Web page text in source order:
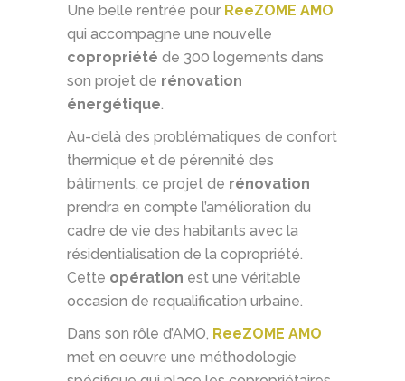
Une belle rentrée pour ReeZOME AMO
qui accompagne une nouvelle
copropriété de 300 logements dans
son projet de rénovation
énergétique.
Au-delà des problématiques de confort
thermique et de pérennité des
bâtiments, ce projet de rénovation
prendra en compte l’amélioration du
cadre de vie des habitants avec la
résidentialisation de la copropriété.
Cette opération est une véritable
occasion de requalification urbaine.
Dans son rôle d’AMO, ReeZOME AMO
met en oeuvre une méthodologie